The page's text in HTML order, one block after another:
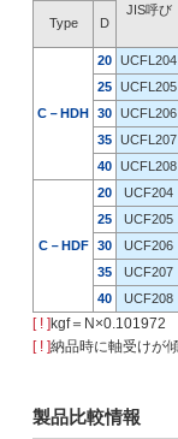
JIS呼び
Type
D
C－HDH
20 UCFL204
25 UCFL205
30 UCFL206
35 UCFL207
40 UCFL208
C－HDF
20 UCF204
25
UCF205
30
UCF206
35
UCF207
40
UCF208
[ ! ] kgf＝N×0.101972
[ ! ]納品時に軸受けが
製品比較情報